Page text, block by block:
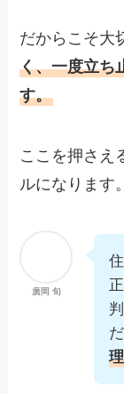
だからこそ大
く、一度立ち
す。
ここを押さえ
ルになります。
廣岡 旬